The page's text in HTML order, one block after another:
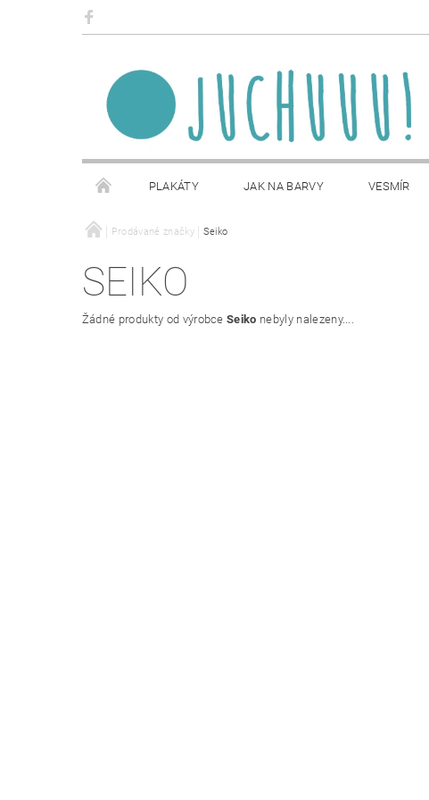
PLAKÁTY JAK NA BARVY VESMÍR
OBCHODNÍ PODMÍNKY
Prodávané značky Seiko
SEIKO
Žádné produkty od výrobceSeiko nebyly nalezeny....